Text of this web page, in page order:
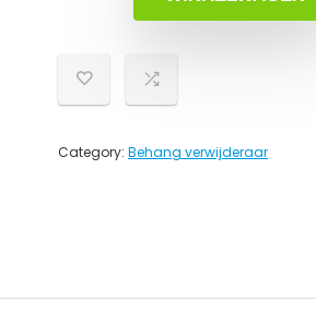
Category: Behang verwijderaar